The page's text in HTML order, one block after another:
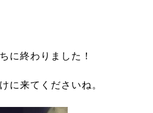
に終わりました！
に来てくださいね。